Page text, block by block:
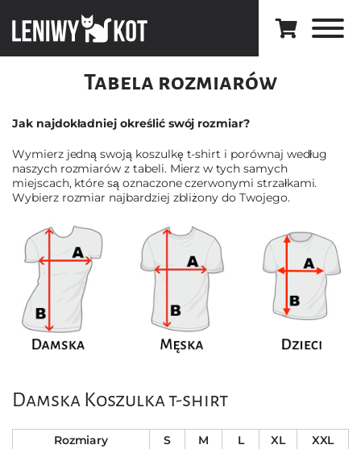
Tabela rozmiarów
Jak najdokładniej określić swój rozmiar?
Wymierz jedną swoją koszulkę t-shirt i porównaj według
naszych rozmiarów z tabeli. Mierz w tych samych
miejscach, które są oznaczone czerwonymi strzałkami.
Wybierz rozmiar najbardziej zbliżony do Twojego.
Damska Кoszulka t-shirt
Rozmiary S M L XL
XXL